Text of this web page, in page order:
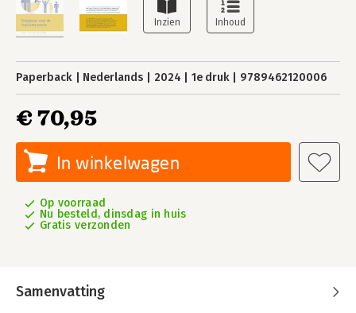
Paperback Nederlands 2024 1e druk 9789462120006
€ 70,95
In winkelwagen
Op voorraad
Nu besteld, dinsdag in huis
Gratis verzonden
Samenvatting